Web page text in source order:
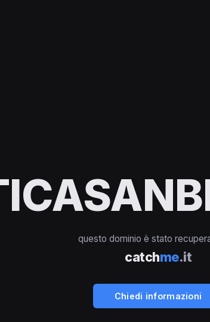
questo dominio è stato
catchme.it
Chiedi informazioni